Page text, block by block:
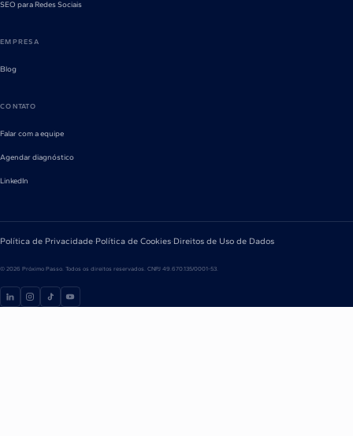
SEO para Redes Sociais
EMPRESA
Blog
CONTATO
Falar com a equipe
Agendar diagnóstico
LinkedIn
Política de Privacidade·Política de Cookies·Direitos de Uso de Dados
© 2026 Próximo Passo. Todos os direitos reservados. CNPJ 49.670.135/0001-53.